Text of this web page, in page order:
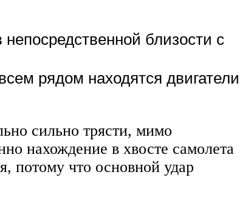
близости с
рядом находятся двигатели
сильно трясти, мимо
нахождение в хвосте самолета
потому что основной удар